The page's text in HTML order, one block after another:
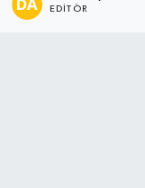
EDITÖR